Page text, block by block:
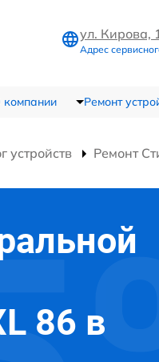
ул. Кирова,
Адрес
Ремонт
устройств Ремонт
86 в